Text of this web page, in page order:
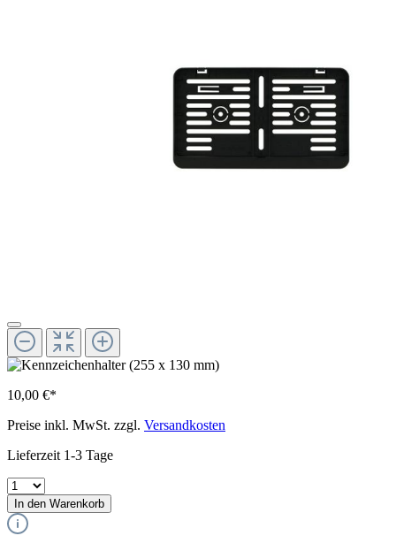
10,00 €*
Preise inkl. MwSt. zzgl. Versandkosten
Lieferzeit 1-3 Tage
In den Warenkorb